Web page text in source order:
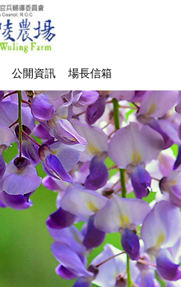
公開資訊 場長信箱